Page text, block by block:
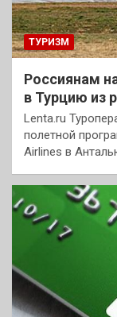
ТУРИЗМ
Россиянам
в Турцию из
Lenta.ru
полетной
Airlines в